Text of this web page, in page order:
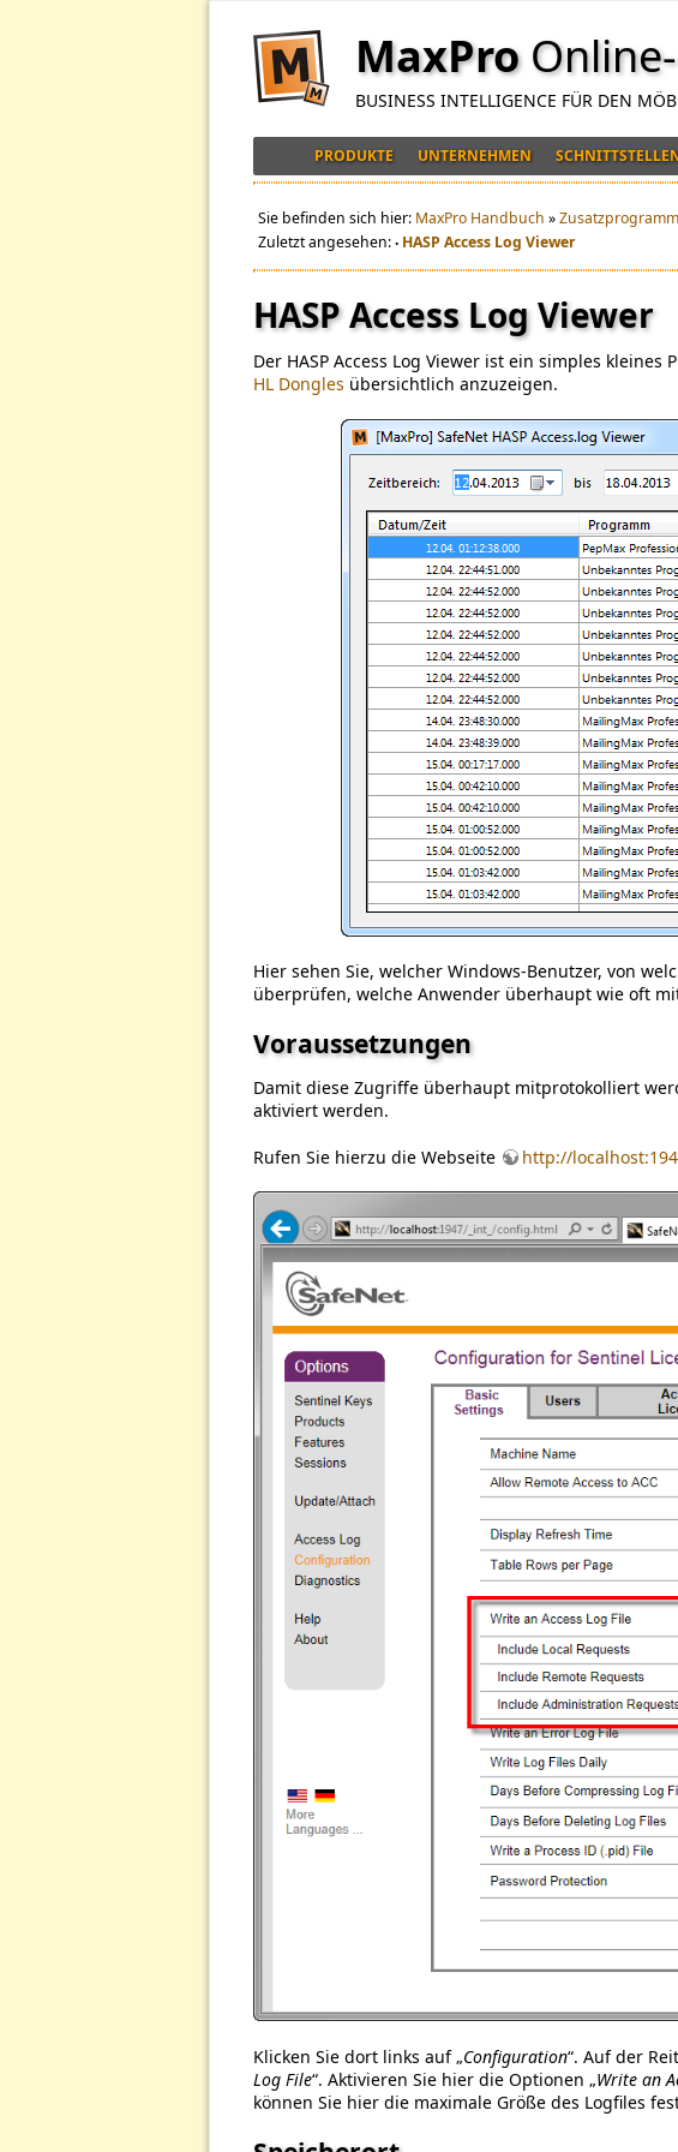
MaxPro
BUSINESS INTELLIGENCE FÜR DEN
PRODUKTE UNTERNEHMEN
Sie befinden sich hier: MaxPro Handbuch »
Zuletzt angesehen: • HASP Access Log Viewer
HASP Access Log Viewer
Der HASP Access Log Viewer ist ein simples kleines
HL Dongles übersichtlich anzuzeigen.
Hier sehen Sie, welcher Windows-Benutzer, von
überprüfen, welche Anwender überhaupt wie oft
Voraussetzungen
Damit diese Zugriffe überhaupt mitprotokolliert
aktiviert werden.
Rufen Sie hierzu die Webseite http://
Klicken Sie dort links auf „Configuration“. Auf der
Log File“. Aktivieren Sie hier die Optionen „Write an
können Sie hier die maximale Größe des Logfiles